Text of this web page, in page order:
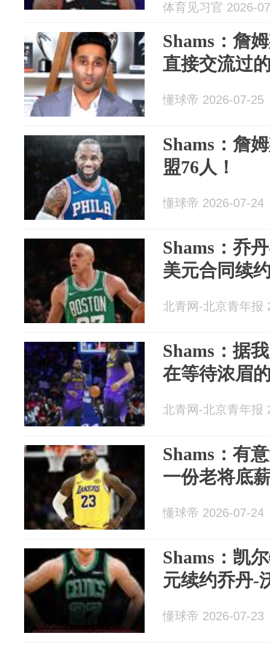
体育见习官 2026-
Shams：詹
直接交流过
懂球帝 2026-07-25
Shams：詹
盟76人！
懂球帝 2026-07-24
Shams：乔
美元合同续
北青网-北京青年报
Shams：据
在等待浓眉
北青网-北京青年报
Shams：有
一份老将底
懂球帝 2026-07-24
Shams：凯
元续约乔丹-
懂球帝 2026-07-23